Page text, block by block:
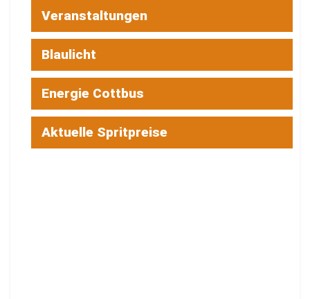
Veranstaltungen
Blaulicht
Energie Cottbus
Aktuelle Spritpreise